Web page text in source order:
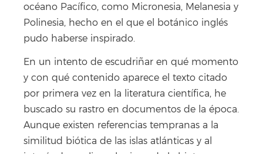
océano Pacífico, como Micronesia, Melanesia y
Polinesia, hecho en el que el botánico inglés
pudo haberse inspirado.
En un intento de escudriñar en qué momento
y con qué contenido aparece el texto citado
por primera vez en la literatura científica, he
buscado su rastro en documentos de la época.
Aunque existen referencias tempranas a la
similitud biótica de las islas atlánticas y al